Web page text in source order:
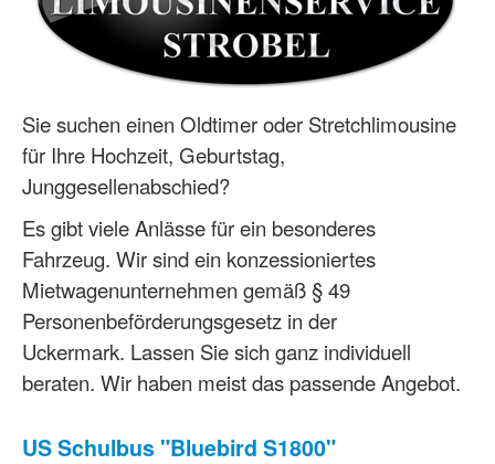
Sie suchen einen Oldtimer oder Stretchlimousine
für Ihre Hochzeit, Geburtstag,
Junggesellenabschied?
Es gibt viele Anlässe für ein besonderes
Fahrzeug. Wir sind ein konzessioniertes
Mietwagenunternehmen gemäß § 49
Personenbeförderungsgesetz in der
Uckermark. Lassen Sie sich ganz individuell
beraten. Wir haben meist das passende Angebot.
US Schulbus "Bluebird S1800"